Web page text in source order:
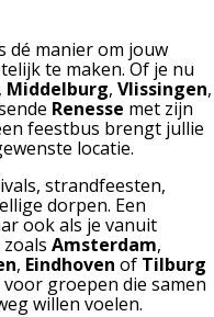
dé manier om jouw
te maken. Of je nu
, Middelburg, Vlissingen,
Renesse met zijn
feestbus brengt jullie
locatie.
strandfeesten,
dorpen. Een
ook als je vanuit
Amsterdam,
, Eindhoven of Tilburg
groepen die samen
willen voelen.